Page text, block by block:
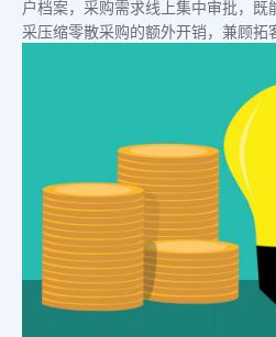
户档案，采购需求线上集中审批，
采压缩零散采购的额外开销，兼顾拓